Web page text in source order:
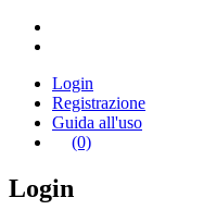
Login
Registrazione
Guida all'uso
(0)
Login